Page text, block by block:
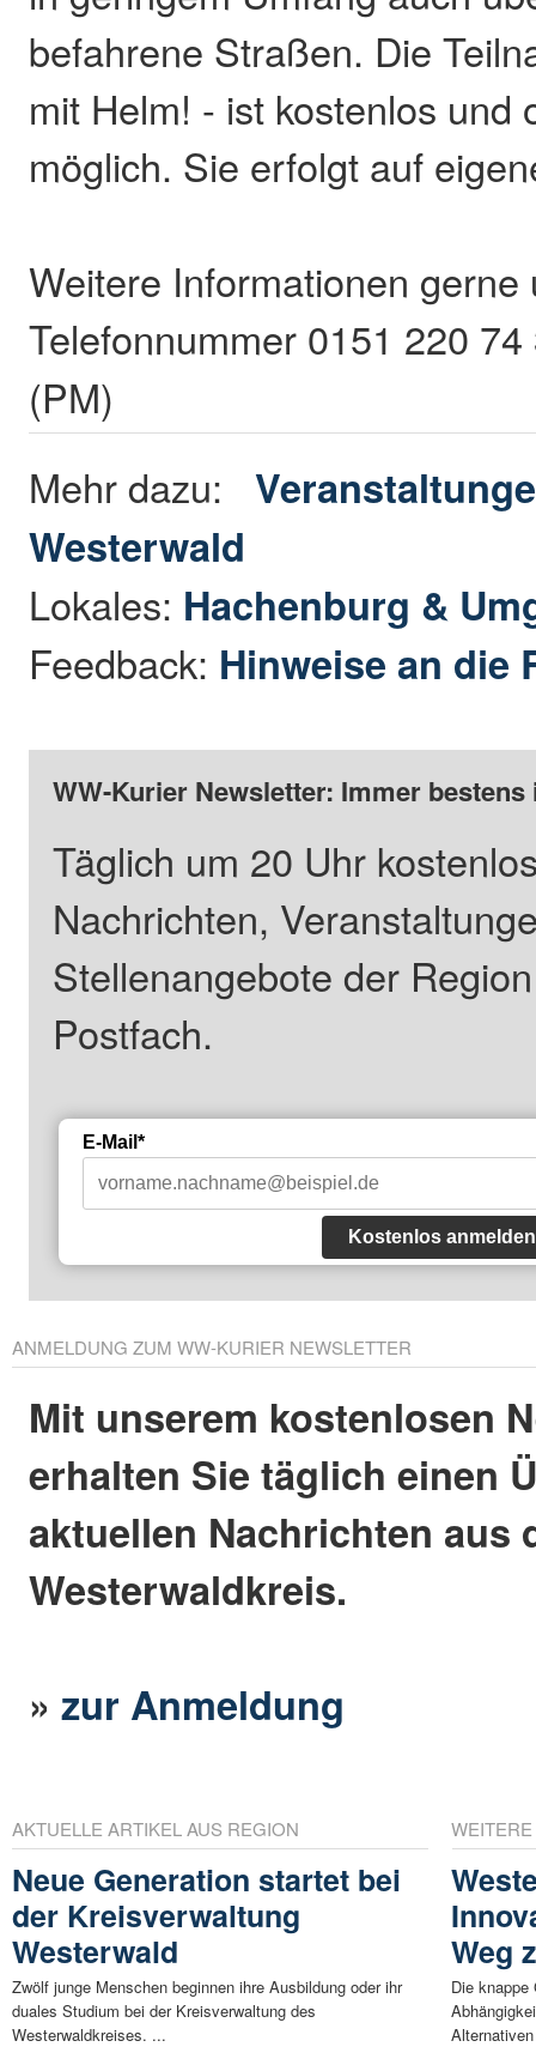
befahrene Straßen. Die
mit Helm! - ist kostenlos und
möglich. Sie erfolgt auf
Weitere Informationen gerne
Telefonnummer 0151 220
(PM)
Mehr dazu:
Westerwald
Lokales: Hachenburg &
Feedback: Hinweise an die
WW-Kurier Newsletter: Immer
Täglich um 20 Uhr
Nachrichten,
Stellenangebote der
Postfach.
E-Mail*
Kostenlos anmelden
ANMELDUNG ZUM WW-KURIER NEWSLETTER
Mit unserem kostenlosen
erhalten Sie täglich einen
aktuellen Nachrichten aus
Westerwaldkreis.
»zur Anmeldung
AKTUELLE ARTIKEL AUS REGION
Neue Generation startet bei
der Kreisverwaltung
Westerwald
Zwölf junge Menschen beginnen ihre Ausbildung oder ihr
duales Studium bei der Kreisverwaltung des
Westerwaldkreises. ...
Weg
Die